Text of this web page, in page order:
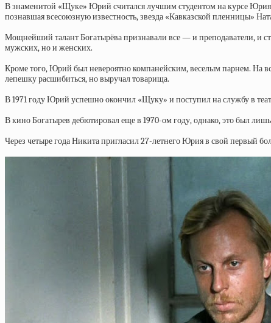
В знаменитой «Щуке» Юрий считался лучшим студентом на курсе Юрия
познавшая всесоюзную известность, звезда «Кавказской пленницы»
Мощнейший талант Богатырёва признавали все — и преподаватели, и
мужских, но и женских.
Кроме того, Юрий был невероятно компанейским, веселым парнем. На
лепешку расшибиться, но выручал товарища.
В 1971 году Юрий успешно окончил «Щуку» и поступил на службу в
В кино Богатырев дебютировал еще в 1970-ом году, однако, это был
Через четыре года Никита пригласил 27-летнего Юрия в свой первый